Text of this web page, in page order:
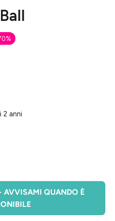
anni
AVVISAMI QUANDO È